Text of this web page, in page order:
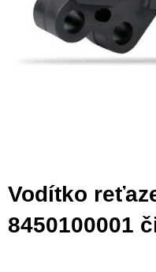
Vodítko
8450100001